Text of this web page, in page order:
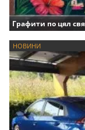
Графити по цял
НОВИНИ